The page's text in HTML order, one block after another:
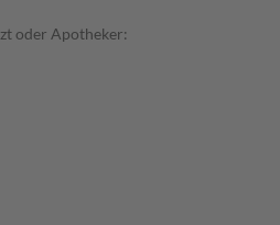
oder Apotheker: